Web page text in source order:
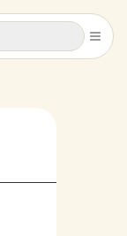
キャンセル
キャンセル